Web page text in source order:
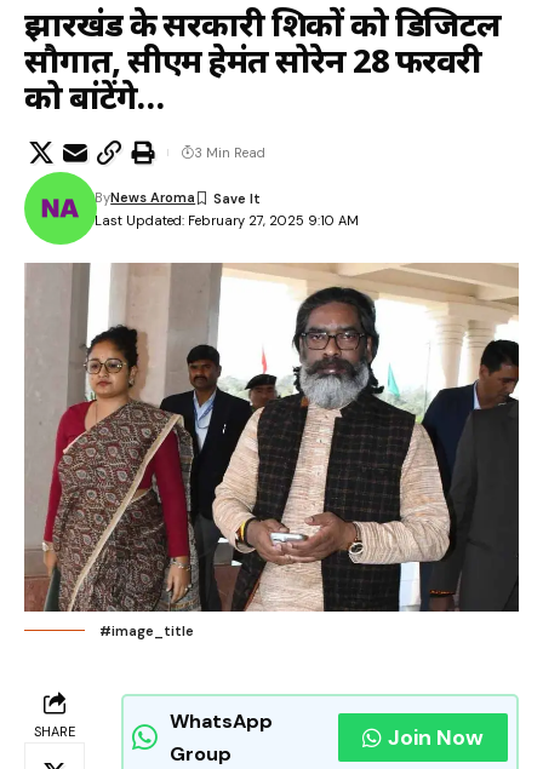
झारखंड के सरकारी शिक्षकों को डिजिटल
सौगात, सीएम हेमंत सोरेन 28 फरवरी
को बांटेंगे…
Last Updated: February 27, 2025 9:10 AM
ByNews Aroma
3 Min Read
#image_title
SHARE
WhatsApp
Group
Join Now